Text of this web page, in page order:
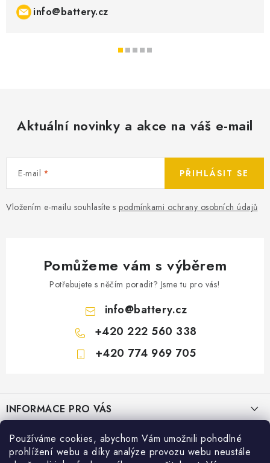
Používáme cookies, abychom Vám umožnili pohodlné
prohlížení webu a díky analýze provozu webu neustále
info@battery.cz
Aktuální novinky a akce na váš e-mail
E-mail
Vložením e-mailu souhlasíte s podmínkami ochrany osobních údajů
PŘIHLÁSIT SE
Pomůžeme vám s výběrem
Potřebujete s něčím poradit? Jsme tu pro vás!
info@battery.cz
+420 222 560 338
+420 774 969 705
pINFORMACE PRO VÁS
KONTAKTY
POŠTOVNÉ A DOPRAVA
PRODEJNY BATTERY.CZ